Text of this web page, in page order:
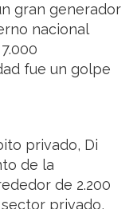
gran generador
nacional
fue un golpe
privado, Di
de la
de 2.200
privado,